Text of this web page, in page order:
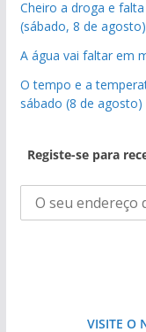
Cheiro a droga e
(sábado, 8 de agosto)
A água vai faltar em
O tempo e a
sábado (8 de agosto)
Registe-se para
VISITE O